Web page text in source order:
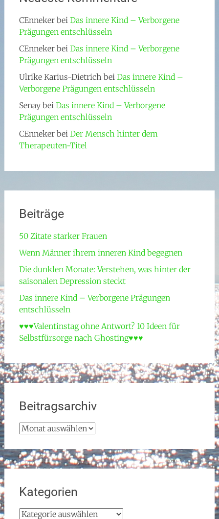
CEnnekerbei Das innere Kind – Verborgene
Prägungen entschlüsseln
CEnnekerbei Das innere Kind – Verborgene
Prägungen entschlüsseln
Ulrike Karius-Dietrich bei Das innere Kind –
Verborgene Prägungen entschlüsseln
Senaybei Das innere Kind – Verborgene
Prägungen entschlüsseln
CEnnekerbei Der Mensch hinter dem
Therapeuten-Titel
Beiträge
50 Zitate starker Frauen
Wenn Männer ihrem inneren Kind begegnen
Die dunklen Monate: Verstehen, was hinter der
saisonalen Depression steckt
Das innere Kind – Verborgene Prägungen
entschlüsseln
♥♥♥Valentinstag ohne Antwort? 10 Ideen für
Selbstfürsorge nach Ghosting♥♥♥
Beitragsarchiv
Beitragsarchiv
Kategorien
Kategorien